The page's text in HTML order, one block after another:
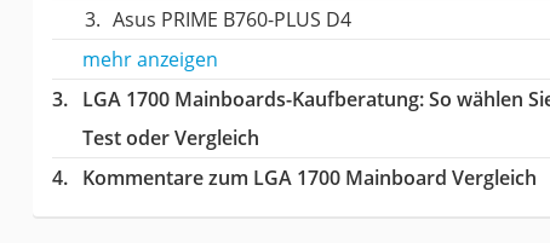
Asus PRIME B760-PLUS D4
mehr anzeigen
LGA 1700 Mainboards-Kaufberatung: So wählen
Test oder Vergleich
Kommentare zum LGA 1700 Mainboard Vergleich